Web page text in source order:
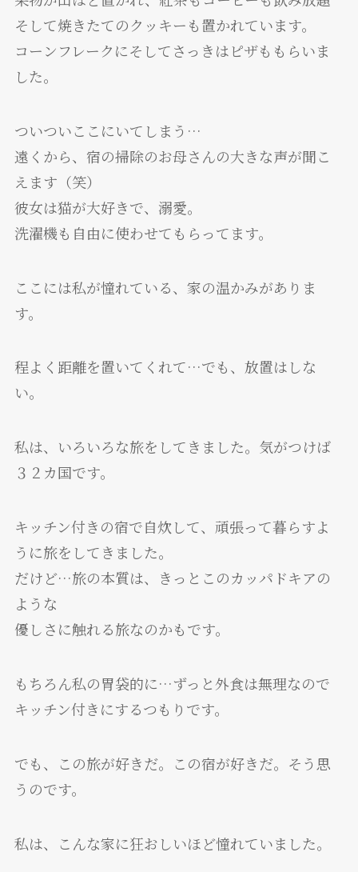
そして焼きたてのクッキーも置かれています。
コーンフレークにそしてさっきはピザももらいま
した。
ついついここにいてしまう…
遠くから、宿の掃除のお母さんの大きな声が聞こ
えます（笑）
彼女は猫が大好きで、溺愛。
洗濯機も自由に使わせてもらってます。
ここには私が憧れている、家の温かみがありま
す。
程よく距離を置いてくれて…でも、放置はしな
い。
私は、いろいろな旅をしてきました。気がつけば
３２カ国です。
キッチン付きの宿で自炊して、頑張って暮らすよ
うに旅をしてきました。
だけど…旅の本質は、きっとこのカッパドキアの
ような
優しさに触れる旅なのかもです。
もちろん私の胃袋的に…ずっと外食は無理なので
キッチン付きにするつもりです。
でも、この旅が好きだ。この宿が好きだ。そう思
うのです。
私は、こんな家に狂おしいほど憧れていました。